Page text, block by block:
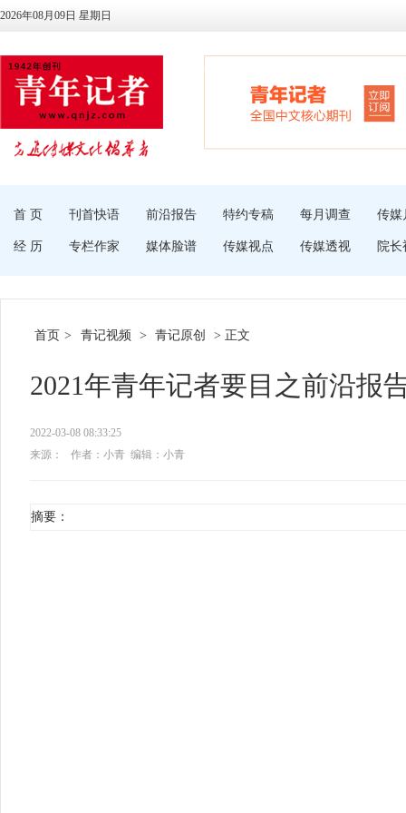
2026年08月09日 星期日
首 页 刊首快语 前沿报告 特约专稿 每月调查 传媒
经 历 专栏作家 媒体脸谱 传媒视点 传媒透视 院长
首页 > 青记视频 > 青记原创 > 正文
2021年青年记者要目之前沿报
2022-03-08 08:33:25
来源：
作者：小青 编辑：小青
摘要：